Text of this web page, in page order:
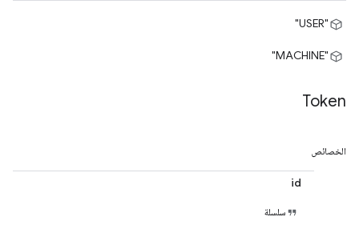
"USER"
"MACHINE"
Token
الخصائص
id
سلسلة